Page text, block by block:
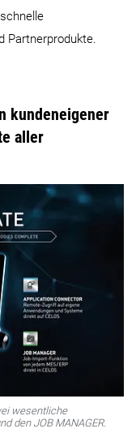
Partnerprodukte.
kundeneigener
aller
wesentliche
den JOB MANAGER.